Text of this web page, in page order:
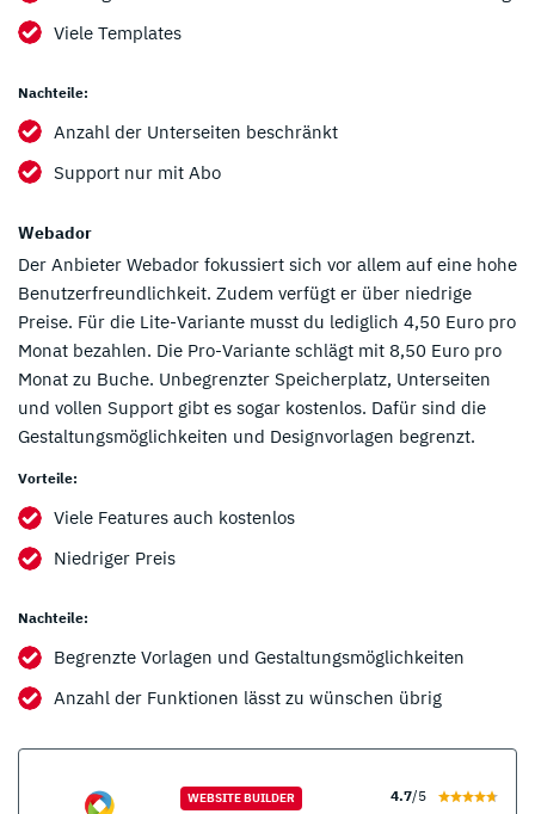
Viele Templates
Nachteile:
Anzahl der Unterseiten beschränkt
Support nur mit Abo
Webador
Der Anbieter Webador fokussiert sich vor allem auf eine hohe
Benutzerfreundlichkeit. Zudem verfügt er über niedrige
Preise. Für die Lite-Variante musst du lediglich 4,50 Euro pro
Monat bezahlen. Die Pro-Variante schlägt mit 8,50 Euro pro
Monat zu Buche. Unbegrenzter Speicherplatz, Unterseiten
und vollen Support gibt es sogar kostenlos. Dafür sind die
Gestaltungsmöglichkeiten und Designvorlagen begrenzt.
Vorteile:
Viele Features auch kostenlos
Niedriger Preis
Nachteile:
Begrenzte Vorlagen und Gestaltungsmöglichkeiten
Anzahl der Funktionen lässt zu wünschen übrig
WEBSITE BUILDER 4.7/5